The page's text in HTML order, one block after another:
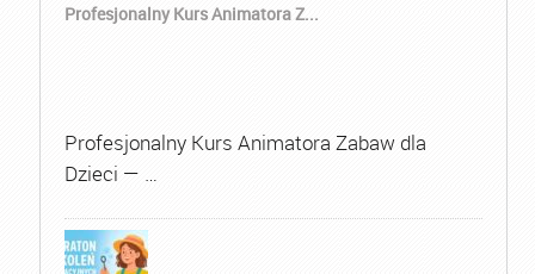
Profesjonalny Kurs Animatora Z...
Profesjonalny Kurs Animatora Zabaw dla
Dzieci — …